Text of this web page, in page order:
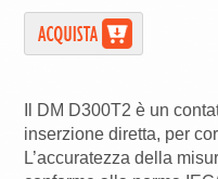
Il DM D300T2 è un
inserzione diretta, per
L’accuratezza della
conforme alla norma